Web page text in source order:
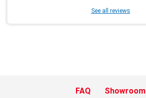
See all reviews
FAQ
Showroom